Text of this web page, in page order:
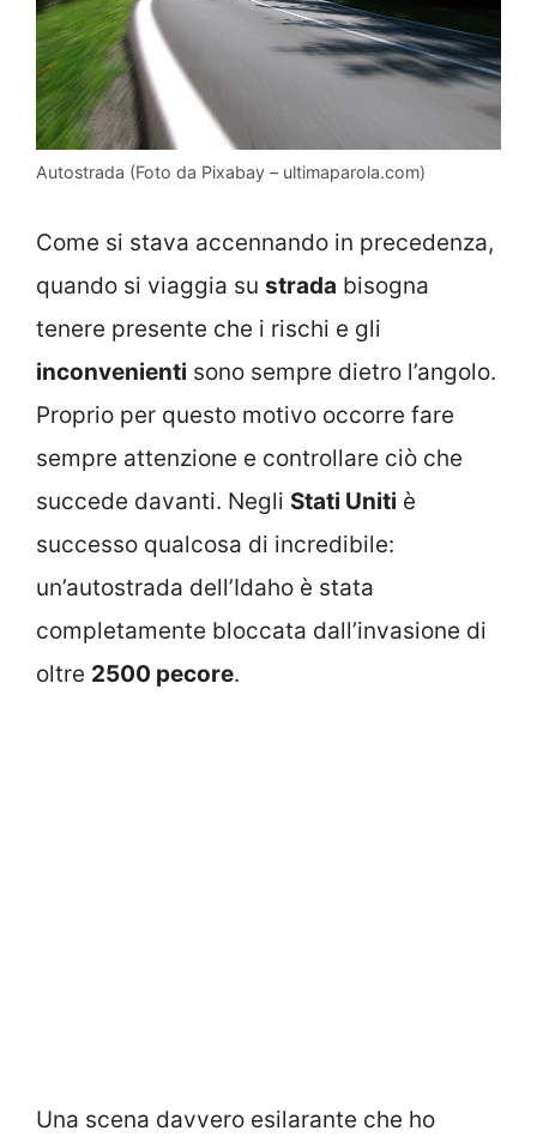
Autostrada (Foto da Pixabay – ultimaparola.com)
Come si stava accennando in precedenza,
quando si viaggia su strada bisogna
tenere presente che i rischi e gli
inconvenienti sono sempre dietro l’angolo.
Proprio per questo motivo occorre fare
sempre attenzione e controllare ciò che
succede davanti. Negli Stati Uniti è
successo qualcosa di incredibile:
un’autostrada dell’Idaho è stata
completamente bloccata dall’invasione di
oltre 2500 pecore.
Una scena davvero esilarante che ho